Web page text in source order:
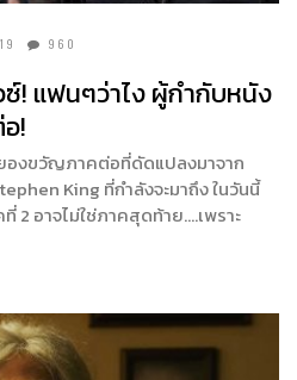
960
! แฟนๆว่าไง ผู้กำกับหนัง
!
องขวัญภาคต่อที่ดัดแปลงมาจาก
King ที่กำลังจะมาถึง ในวันนี้
2 อาจไม่ใช่ภาคสุดท้าย….เพราะ